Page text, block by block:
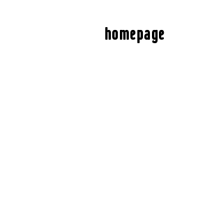
homepage